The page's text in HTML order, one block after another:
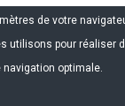
de votre
utilisons pour réaliser
optimale.